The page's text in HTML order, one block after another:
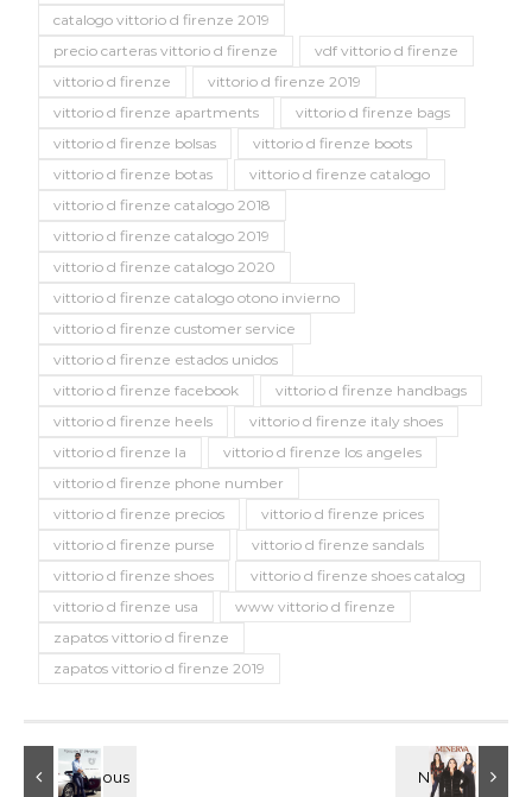
catalogo vittorio d firenze 2019
precio carteras vittorio d firenze
vdf vittorio d firenze
vittorio d firenze
vittorio d firenze 2019
vittorio d firenze apartments
vittorio d firenze bags
vittorio d firenze bolsas
vittorio d firenze boots
vittorio d firenze botas
vittorio d firenze catalogo
vittorio d firenze catalogo 2018
vittorio d firenze catalogo 2019
vittorio d firenze catalogo 2020
vittorio d firenze catalogo otono invierno
vittorio d firenze customer service
vittorio d firenze estados unidos
vittorio d firenze facebook
vittorio d firenze handbags
vittorio d firenze heels
vittorio d firenze italy shoes
vittorio d firenze la
vittorio d firenze los angeles
vittorio d firenze phone number
vittorio d firenze precios
vittorio d firenze prices
vittorio d firenze purse
vittorio d firenze sandals
vittorio d firenze shoes
vittorio d firenze shoes catalog
vittorio d firenze usa
www vittorio d firenze
zapatos vittorio d firenze
zapatos vittorio d firenze 2019